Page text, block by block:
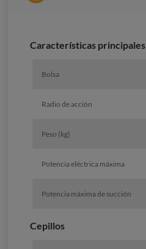
Características principales
Bolsa
Radio de acción
Peso (kg)
Potencia eléctrica máxima
Potencia máxima de succión
Cepillos